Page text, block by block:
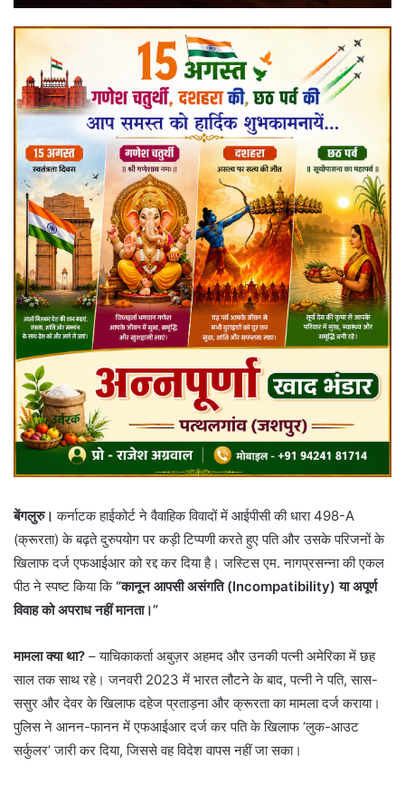
बेंगलुरु। कर्नाटक हाईकोर्ट ने वैवाहिक विवादों में आईपीसी की धारा 498-A
(क्रूरता) के बढ़ते दुरुपयोग पर कड़ी टिप्पणी करते हुए पति और उसके परिजनों के
खिलाफ दर्ज एफआईआर को रद्द कर दिया है। जस्टिस एम. नागप्रसन्ना की एकल
पीठ ने स्पष्ट किया कि“कानून आपसी असंगति (Incompatibility) या अपूर्ण
विवाह को अपराध नहीं मानता।”
मामला क्या था? – ​याचिकाकर्ता अबुज़र अहमद और उनकी पत्नी अमेरिका में छह
साल तक साथ रहे। जनवरी 2023 में भारत लौटने के बाद, पत्नी ने पति, सास-
ससुर और देवर के खिलाफ दहेज प्रताड़ना और क्रूरता का मामला दर्ज कराया।
पुलिस ने आनन-फानन में एफआईआर दर्ज कर पति के खिलाफ ‘लुक-आउट
सर्कुलर’ जारी कर दिया, जिससे वह विदेश वापस नहीं जा सका।